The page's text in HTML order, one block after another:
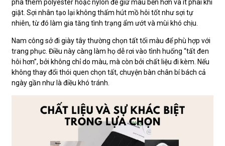
pha thêm polyester hoặc nylon để giữ màu bền hơn và ít phai khi
giặt. Sợi nhân tạo lại không thấm hút mồ hôi tốt như sợi tự
nhiên, từ đó làm gia tăng tình trạng ẩm ướt và mùi khó chịu.
Nam công sở đi giày tây thường chọn tất tối màu để phù hợp với
trang phục. Điều này càng làm họ dễ rơi vào tình huống “tất đen
hôi hơn”, bởi không chỉ do màu, mà còn bởi chất liệu đi kèm. Nếu
không thay đổi thói quen chọn tất, chuyện bàn chân bí bách cả
ngày gần như là điều khó tránh.